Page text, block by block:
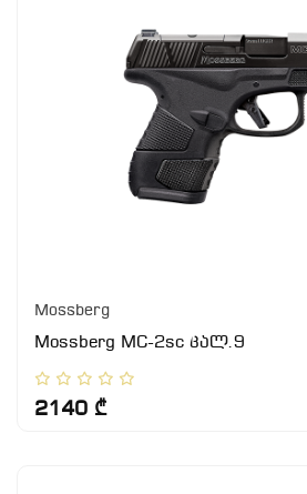
Mossberg
Mossberg MC-2sc კალ.9
2140 ₾